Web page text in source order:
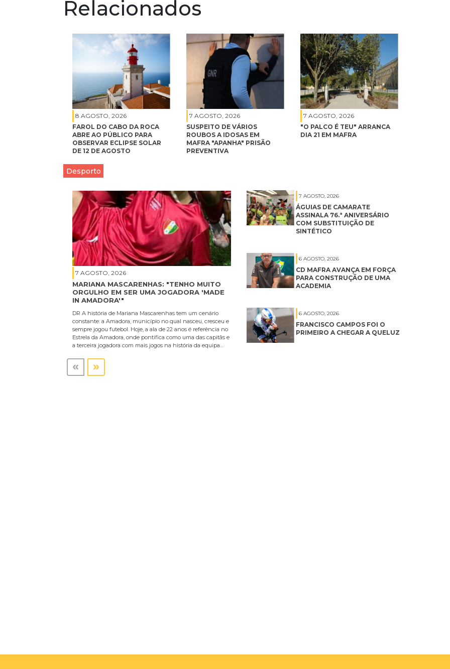
Relacionados
8 AGOSTO, 2026
FAROL DO CABO DA ROCA
ABRE AO PÚBLICO PARA
OBSERVAR ECLIPSE SOLAR
DE 12 DE AGOSTO
7 AGOSTO, 2026
SUSPEITO DE VÁRIOS
ROUBOS A IDOSAS EM
MAFRA "APANHA" PRISÃO
PREVENTIVA
7 AGOSTO, 2026
"O PALCO É TEU" ARRANCA
DIA 21 EM MAFRA
Desporto
7 AGOSTO, 2026
MARIANA MASCARENHAS: "TENHO MUITO
ORGULHO EM SER UMA JOGADORA 'MADE
IN AMADORA'"
DR A história de Mariana Mascarenhas tem um cenário
constante: a Amadora, município no qual nasceu, cresceu e
sempre jogou futebol. Hoje, a ala de 22 anos é referência no
Estrela da Amadora, onde pontifica como uma das capitãs e
a terceira jogadora com mais jogos na história da equipa…
7 AGOSTO, 2026
ÁGUIAS DE CAMARATE
ASSINALA 76.ª ANIVERSÁRIO
COM SUBSTITUIÇÃO DE
SINTÉTICO
6 AGOSTO, 2026
CD MAFRA AVANÇA EM FORÇA
PARA CONSTRUÇÃO DE UMA
ACADEMIA
6 AGOSTO, 2026
FRANCISCO CAMPOS FOI O
PRIMEIRO A CHEGAR A QUELUZ
« »